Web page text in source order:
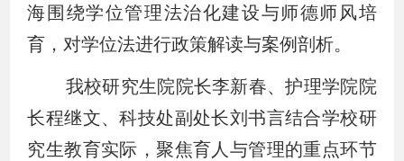
海围绕学位管理法治化建设与师德师风培
育，对学位法进行政策解读与案例剖析。
我校研究生院院长李新春、护理学院院
长程继文、科技处副处长刘书言结合学校研
究生教育实际，聚焦育人与管理的重点环节